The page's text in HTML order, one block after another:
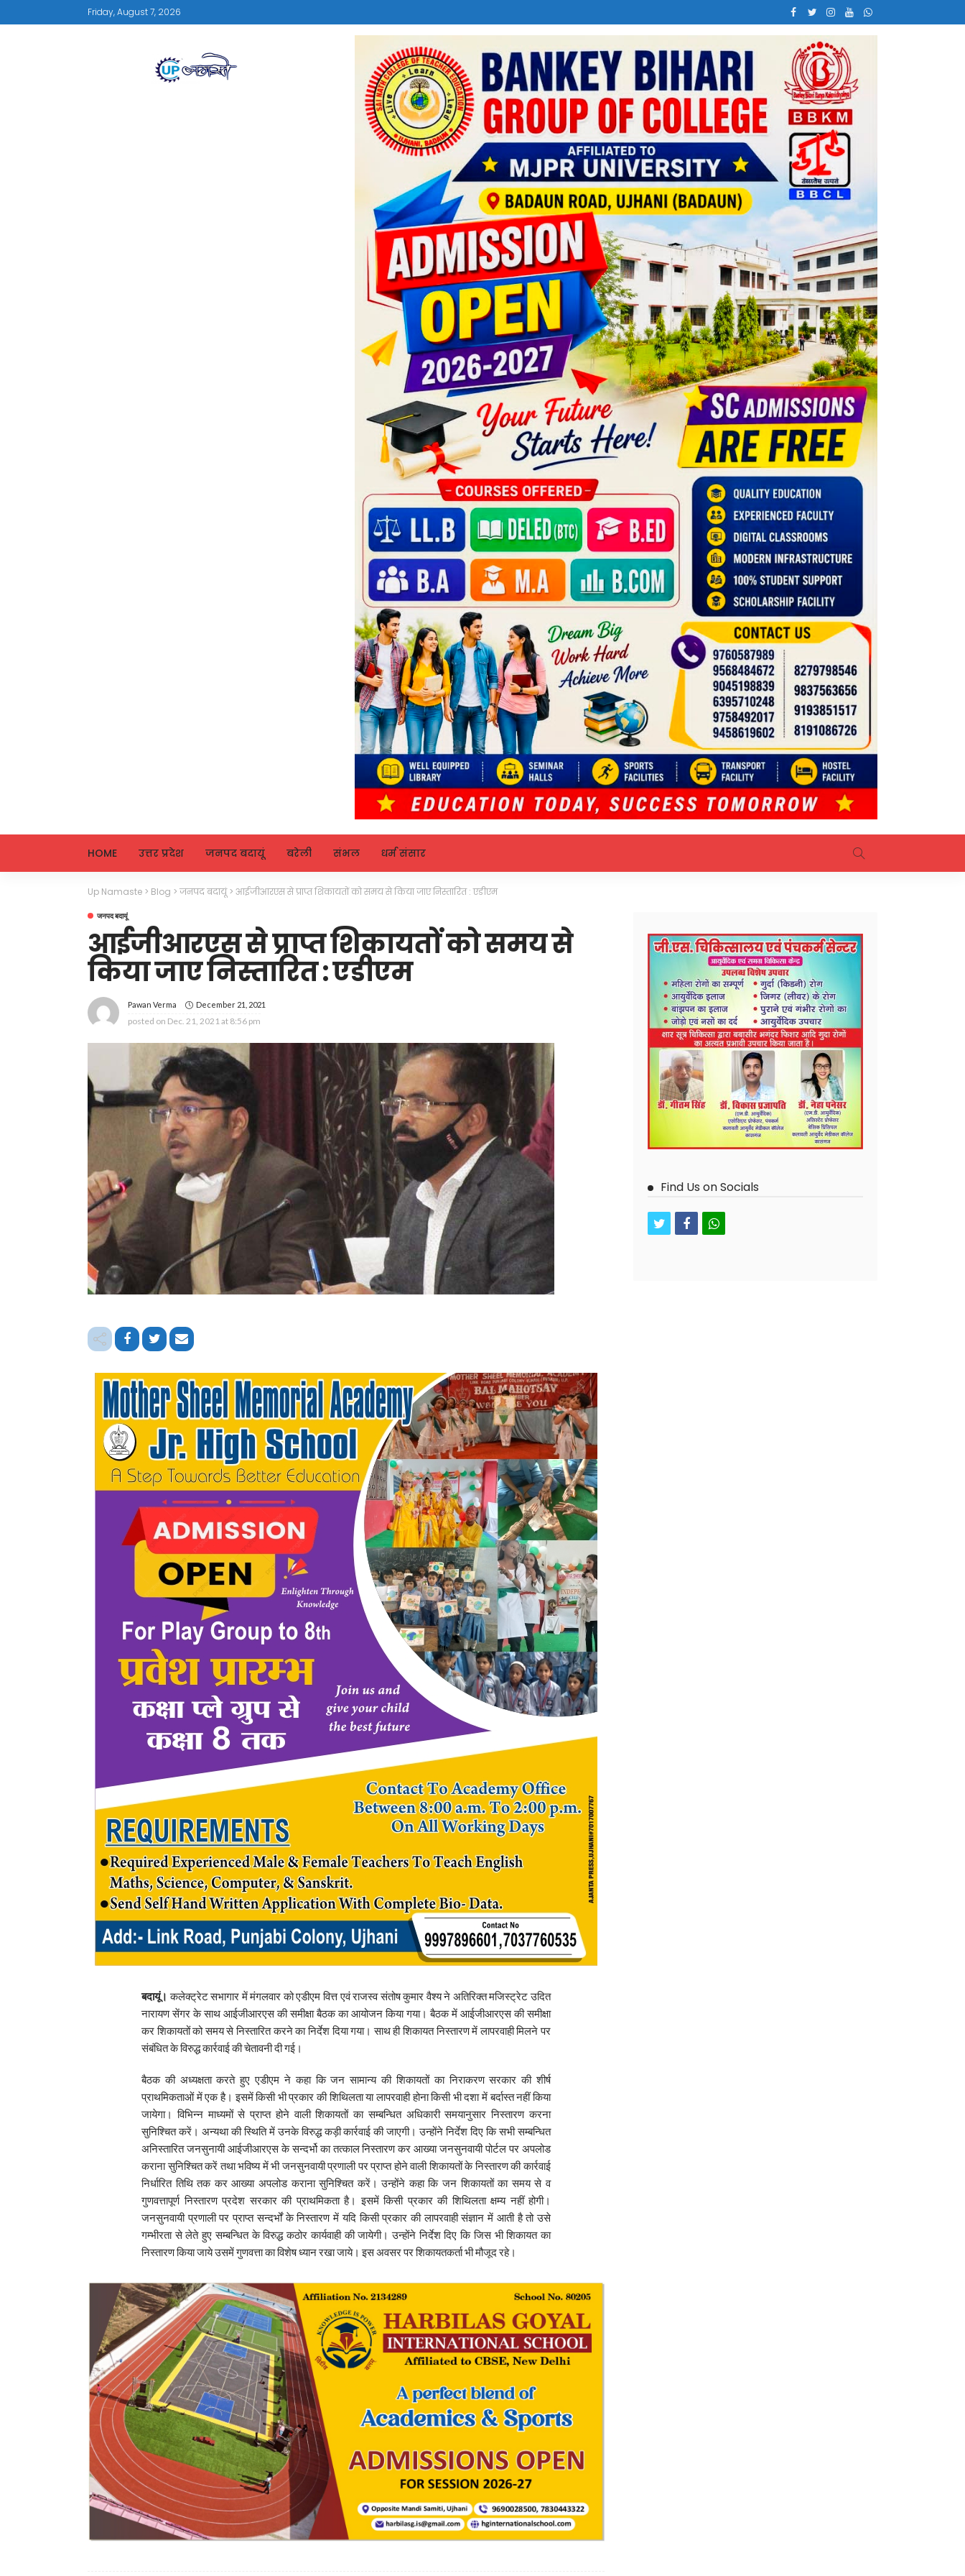
Friday, August 7, 2026
HOME उत्तर प्रदेश जनपद बदायूं बरेली संभल धर्म संसार
Up Namaste > Blog > जनपद बदायूं> आईजीआरएस से प्राप्त शिकायतों को समय से किया जाए निस्तारित : एडीएम
जनपद बदायूं
आईजीआरएस से प्राप्त शिकायतों को समय से
किया जाए निस्तारित : एडीएम
Pawan Verma December 21, 2021
posted on Dec. 21, 2021 at 8:56 pm
बदायूं। कलेक्ट्रेट सभागार में मंगलवार को एडीएम वित्त एवं राजस्व संतोष कुमार वैश्य ने अतिरिक्त मजिस्ट्रेट उदित
नारायण सेंगर के साथ आईजीआरएस की समीक्षा बैठक का आयोजन किया गया। बैठक में आईजीआरएस की समीक्षा
कर शिकायतों को समय से निस्तारित करने का निर्देश दिया गया। साथ ही शिकायत निस्तारण में लापरवाही मिलने पर
संबंधित के विरुद्ध कार्रवाई की चेतावनी दी गई।
बैठक की अध्यक्षता करते हुए एडीएम ने कहा कि जन सामान्य की शिकायतों का निराकरण सरकार की शीर्ष
प्राथमिकताओं में एक है। इसमें किसी भी प्रकार की शिथिलता या लापरवाही होना किसी भी दशा में बर्दास्त नहीं किया
जायेगा। विभिन्न माध्यमों से प्राप्त होने वाली शिकायतों का सम्बन्धित अधिकारी समयानुसार निस्तारण करना
सुनिश्चित करें। अन्यथा की स्थिति में उनके विरुद्ध कड़ी कार्रवाई की जाएगी। उन्होंने निर्देश दिए कि सभी सम्बन्धित
अनिस्तारित जनसुनायी आईजीआरएस के सन्दर्भो का तत्काल निस्तारण कर आख्या जनसुनवायी पोर्टल पर अपलोड
कराना सुनिश्चित करें तथा भविष्य में भी जनसुनवायी प्रणाली पर प्राप्त होने वाली शिकायतों के निस्तारण की कार्रवाई
निर्धारित तिथि तक कर आख्या अपलोड कराना सुनिश्चित करें। उन्होंने कहा कि जन शिकायतों का समय से व
गुणवत्तापूर्ण निस्तारण प्रदेश सरकार की प्राथमिकता है। इसमें किसी प्रकार की शिथिलता क्षम्य नहीं होगी।
जनसुनवायी प्रणाली पर प्राप्त सन्दर्भों के निस्तारण में यदि किसी प्रकार की लापरवाही संज्ञान में आती है तो उसे
गम्भीरता से लेते हुए सम्बन्धित के विरुद्ध कठोर कार्यवाही की जायेगी। उन्होंने निर्देश दिए कि जिस भी शिकायत का
निस्तारण किया जाये उसमें गुणवत्ता का विशेष ध्यान रखा जाये। इस अवसर पर शिकायतकर्ता भी मौजूद रहे।
Find Us on Socials
twitterfacebookwhatsapp